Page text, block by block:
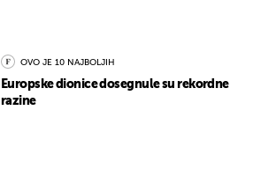
OVO JE 10 NAJBOLJIH
Europske dionice dosegnule su rekordne
razine